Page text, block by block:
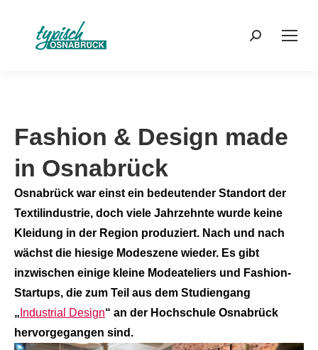
Search:
Fashion & Design made
in Osnabrück
Osnabrück war einst ein bedeutender Standort der
Textilindustrie, doch viele Jahrzehnte wurde keine
Kleidung in der Region produziert. Nach und nach
wächst die hiesige Modeszene wieder. Es gibt
inzwischen einige kleine Modeateliers und Fashion-
Startups, die zum Teil aus dem Studiengang
„ Industrial Design“ an der Hochschule Osnabrück
hervorgegangen sind.